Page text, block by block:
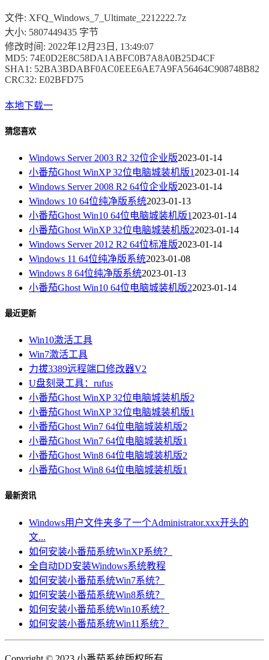
文件: XFQ_Windows_7_Ultimate_2212222.7z
大小: 5807449435 字节
修改时间: 2022年12月23日, 13:49:07
MD5: 74E0D2E8C58DA1ABFC0B7A8A0B25D4CF
SHA1: 52BA3BDABF0AC0EEE6AE7A9FA56464C908748B82
CRC32: E02BFD75
本地下载一
猜您喜欢
Windows Server 2003 R2 32位企业版2023-01-14
小番茄Ghost WinXP 32位电脑城装机版1 2023-01-14
Windows Server 2008 R2 64位企业版2023-01-14
Windows 10 64位纯净版系统2023-01-13
小番茄Ghost Win10 64位电脑城装机版1 2023-01-14
小番茄Ghost WinXP 32位电脑城装机版22023-01-14
Windows Server 2012 R2 64位标准版2023-01-14
Windows 11 64位纯净版系统2023-01-08
Windows 8 64位纯净版系统2023-01-13
小番茄Ghost Win10 64位电脑城装机版22023-01-14
最近更新
Win10激活工具
Win7激活工具
力拔3389远程端口修改器V2
U盘刻录工具：rufus
小番茄Ghost WinXP 32位电脑城装机版2
小番茄Ghost WinXP 32位电脑城装机版1
小番茄Ghost Win7 64位电脑城装机版2
小番茄Ghost Win7 64位电脑城装机版1
小番茄Ghost Win8 64位电脑城装机版2
小番茄Ghost Win8 64位电脑城装机版1
最新资讯
Windows用户文件夹多了一个Administrator.xxx开头的
文...
如何安装小番茄系统WinXP系统？
全自动DD安装Windows系统教程
如何安装小番茄系统Win7系统？
如何安装小番茄系统Win8系统？
如何安装小番茄系统Win10系统？
如何安装小番茄系统Win11系统？